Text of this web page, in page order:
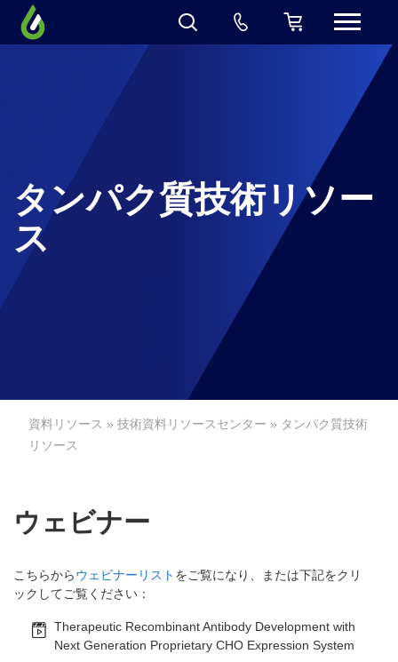
タンパク質技術リソー
ス
資料リソース »技術資料リソースセンター » タンパク質技術
リソース
ウェビナー
こちらからウェビナーリスト をご覧になり、または下記をクリ
ックしてご覧ください：
Therapeutic Recombinant Antibody Development with
Next Generation Proprietary CHO Expression System